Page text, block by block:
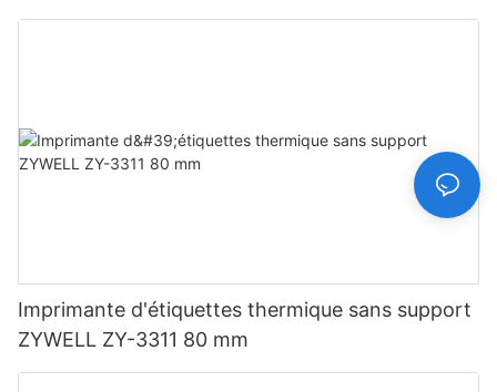
USB+LAN/USB+WIFI/BT (en option) Noir
Imprimante d'étiquettes thermique sans support
ZYWELL ZY-3311 80 mm